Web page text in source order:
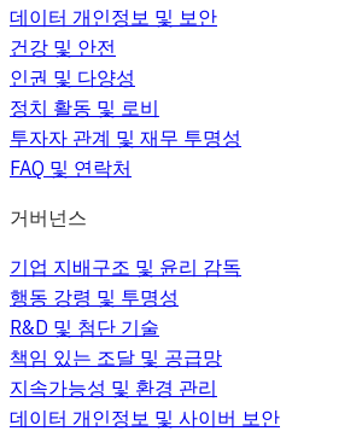
데이터 개인정보 및 보안
건강 및 안전
인권 및 다양성
정치 활동 및 로비
투자자 관계 및 재무 투명성
FAQ 및 연락처
거버넌스
기업 지배구조 및 윤리 감독
행동 강령 및 투명성
R&D 및 첨단 기술
책임 있는 조달 및 공급망
지속가능성 및 환경 관리
데이터 개인정보 및 사이버 보안